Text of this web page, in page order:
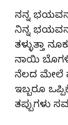
ನನ್ನ
ನಿನ್ನ
ತಳ್ಳುತ್ತಾ
ನಾಯಿ
ನೆಲದ ಮೇಲೆ
ಇಬ್ಬರೂ
ತಪ್ಪುಗಳು